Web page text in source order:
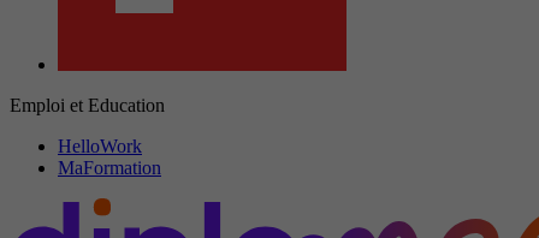
Emploi et Education
HelloWork
MaFormation